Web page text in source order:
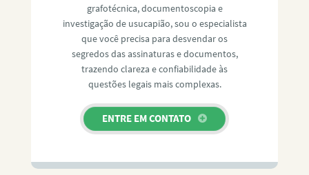
grafotécnica, documentoscopia e
investigação de usucapião, sou o especialista
que você precisa para desvendar os
segredos das assinaturas e documentos,
trazendo clareza e confiabilidade às
questões legais mais complexas.
ENTRE EM CONTATO